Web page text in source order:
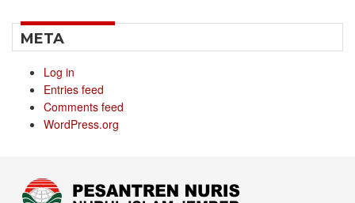
META
Log in
Entries feed
Comments feed
WordPress.org